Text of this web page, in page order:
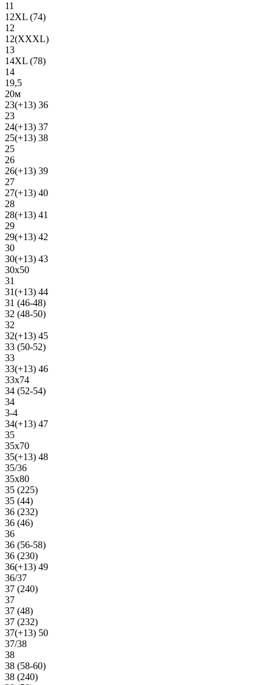
11
12XL (74)
12
12(ХХХL)
13
14XL (78)
14
19,5
20м
23(+13) 36
23
24(+13) 37
25(+13) 38
25
26
26(+13) 39
27
27(+13) 40
28
28(+13) 41
29
29(+13) 42
30
30(+13) 43
30х50
31
31(+13) 44
31 (46-48)
32 (48-50)
32
32(+13) 45
33 (50-52)
33
33(+13) 46
33х74
34 (52-54)
34
3-4
34(+13) 47
35
35х70
35(+13) 48
35/36
35х80
35 (225)
35 (44)
36 (232)
36 (46)
36
36 (56-58)
36 (230)
36(+13) 49
36/37
37 (240)
37
37 (48)
37 (232)
37(+13) 50
37/38
38
38 (58-60)
38 (240)